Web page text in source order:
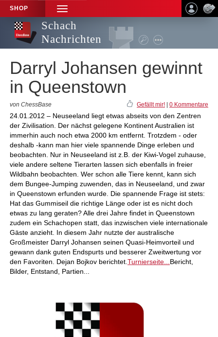
SHOP
TOGGLE
NAVIGATION
Schach
Nachrichten
Darryl Johansen gewinnt
in Queenstown
von ChessBase Gefällt mir! 0 Kommentare
24.01.2012 – Neuseeland liegt etwas abseits von den Zentren
der Zivilisation. Der nächst gelegene Kontinent Australien ist
immerhin auch noch etwa 2000 km entfernt. Trotzdem - oder
deshalb -kann man hier viele spannende Dinge erleben und
beobachten. Nur in Neuseeland ist z.B. der Kiwi-Vogel zuhause,
viele andere seltene Tierarten lassen sich ebenfalls in freier
Wildbahn beobachten. Wer schon alle Tiere kennt, kann sich
dem Bungee-Jumping zuwenden, das in Neuseeland, und zwar
in Queenstown erfunden wurde. Die spannende Frage ist stets:
Hat das Gummiseil die richtige Länge oder ist es nicht doch
etwas zu lang geraten? Alle drei Jahre findet in Queenstown
zudem ein Schachopen statt, das inzwischen viele internationale
Gäste anzieht. In diesem Jahr nutzte der australische
Großmeister Darryl Johansen seinen Quasi-Heimvorteil und
gewann dank guten Endspurts und besserer Zweitwertung vor
den Favoriten. Dejan Bojkov berichtet. Turnierseite... Bericht,
Bilder, Entstand, Partien...